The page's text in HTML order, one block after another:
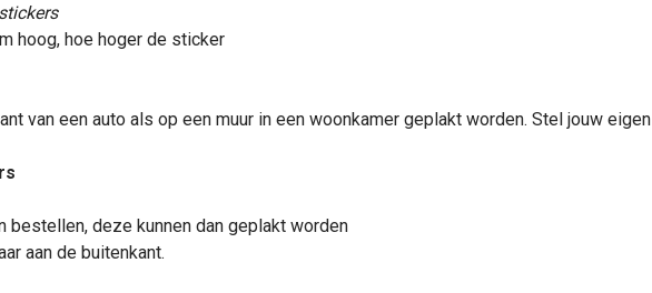
hoog, hoe hoger de sticker
van een auto als op een muur in een woonkamer geplakt worden. Stel jouw eigen
deze kunnen dan geplakt worden
aan de buitenkant.